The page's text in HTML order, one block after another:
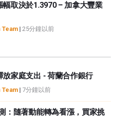
幅取決於1.3970 – 加拿大豐業
Team | 25分鐘以前
放家庭支出 - 荷蘭合作銀行
Team | 7分鐘以前
：隨著動能轉為看漲，買家挑